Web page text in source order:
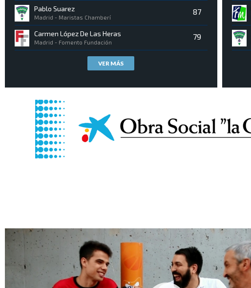
87
Pablo Suarez
Madrid - Maristas Chamberí
79
Carmen López De Las Heras
Madrid - Fomento Fundación
VER MÁS